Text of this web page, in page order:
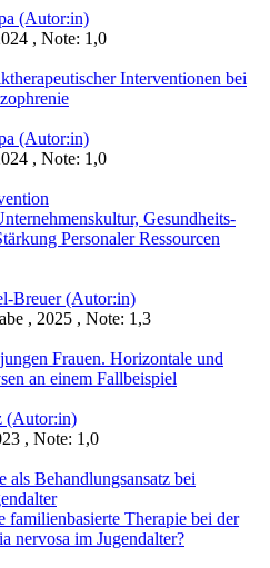
(Autor:in)
, Note: 1,0
Interventionen bei
(Autor:in)
, Note: 1,0
Gesundheits-
Personaler Ressourcen
Breuer (Autor:in)
, 2025 , Note: 1,3
Frauen. Horizontale und
an einem Fallbeispiel
(Autor:in)
, Note: 1,0
als Behandlungsansatz bei
familienbasierte Therapie bei der
nervosa im Jugendalter?